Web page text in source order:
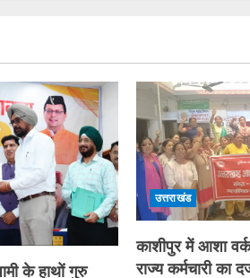
के हाथों गुरु
उत्तराखंड
काशीपुर में आशा
राज्य कर्मचारी का